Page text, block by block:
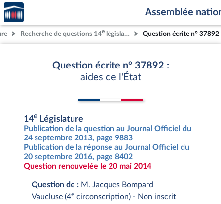
Aller au contenu
Aller en bas de la page
Accèder
à la
page
d'accueil
Assemblée
Recherche de questions 14e législature Question écrite n° 37892
Question écrite n° 37892 :
aides de l'État
14e Législature
Publication de la question au Journal Officiel du
24 septembre 2013, page 9883
Publication de la réponse au Journal Officiel du
20 septembre 2016, page 8402
Question renouvelée le 20 mai 2014
Question de : M. Jacques Bompard
Vaucluse (4e circonscription) - Non inscrit